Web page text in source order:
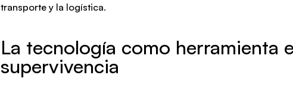
transporte y la logística.
La tecnología como herramienta
supervivencia